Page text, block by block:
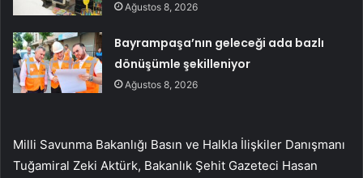
Ağustos 8, 2026
Bayrampaşa’nın geleceği ada bazlı
dönüşümle şekilleniyor
Ağustos 8, 2026
Milli Savunma Bakanlığı Basın ve Halkla İlişkiler Danışmanı
Tuğamiral Zeki Aktürk, Bakanlık Şehit Gazeteci Hasan